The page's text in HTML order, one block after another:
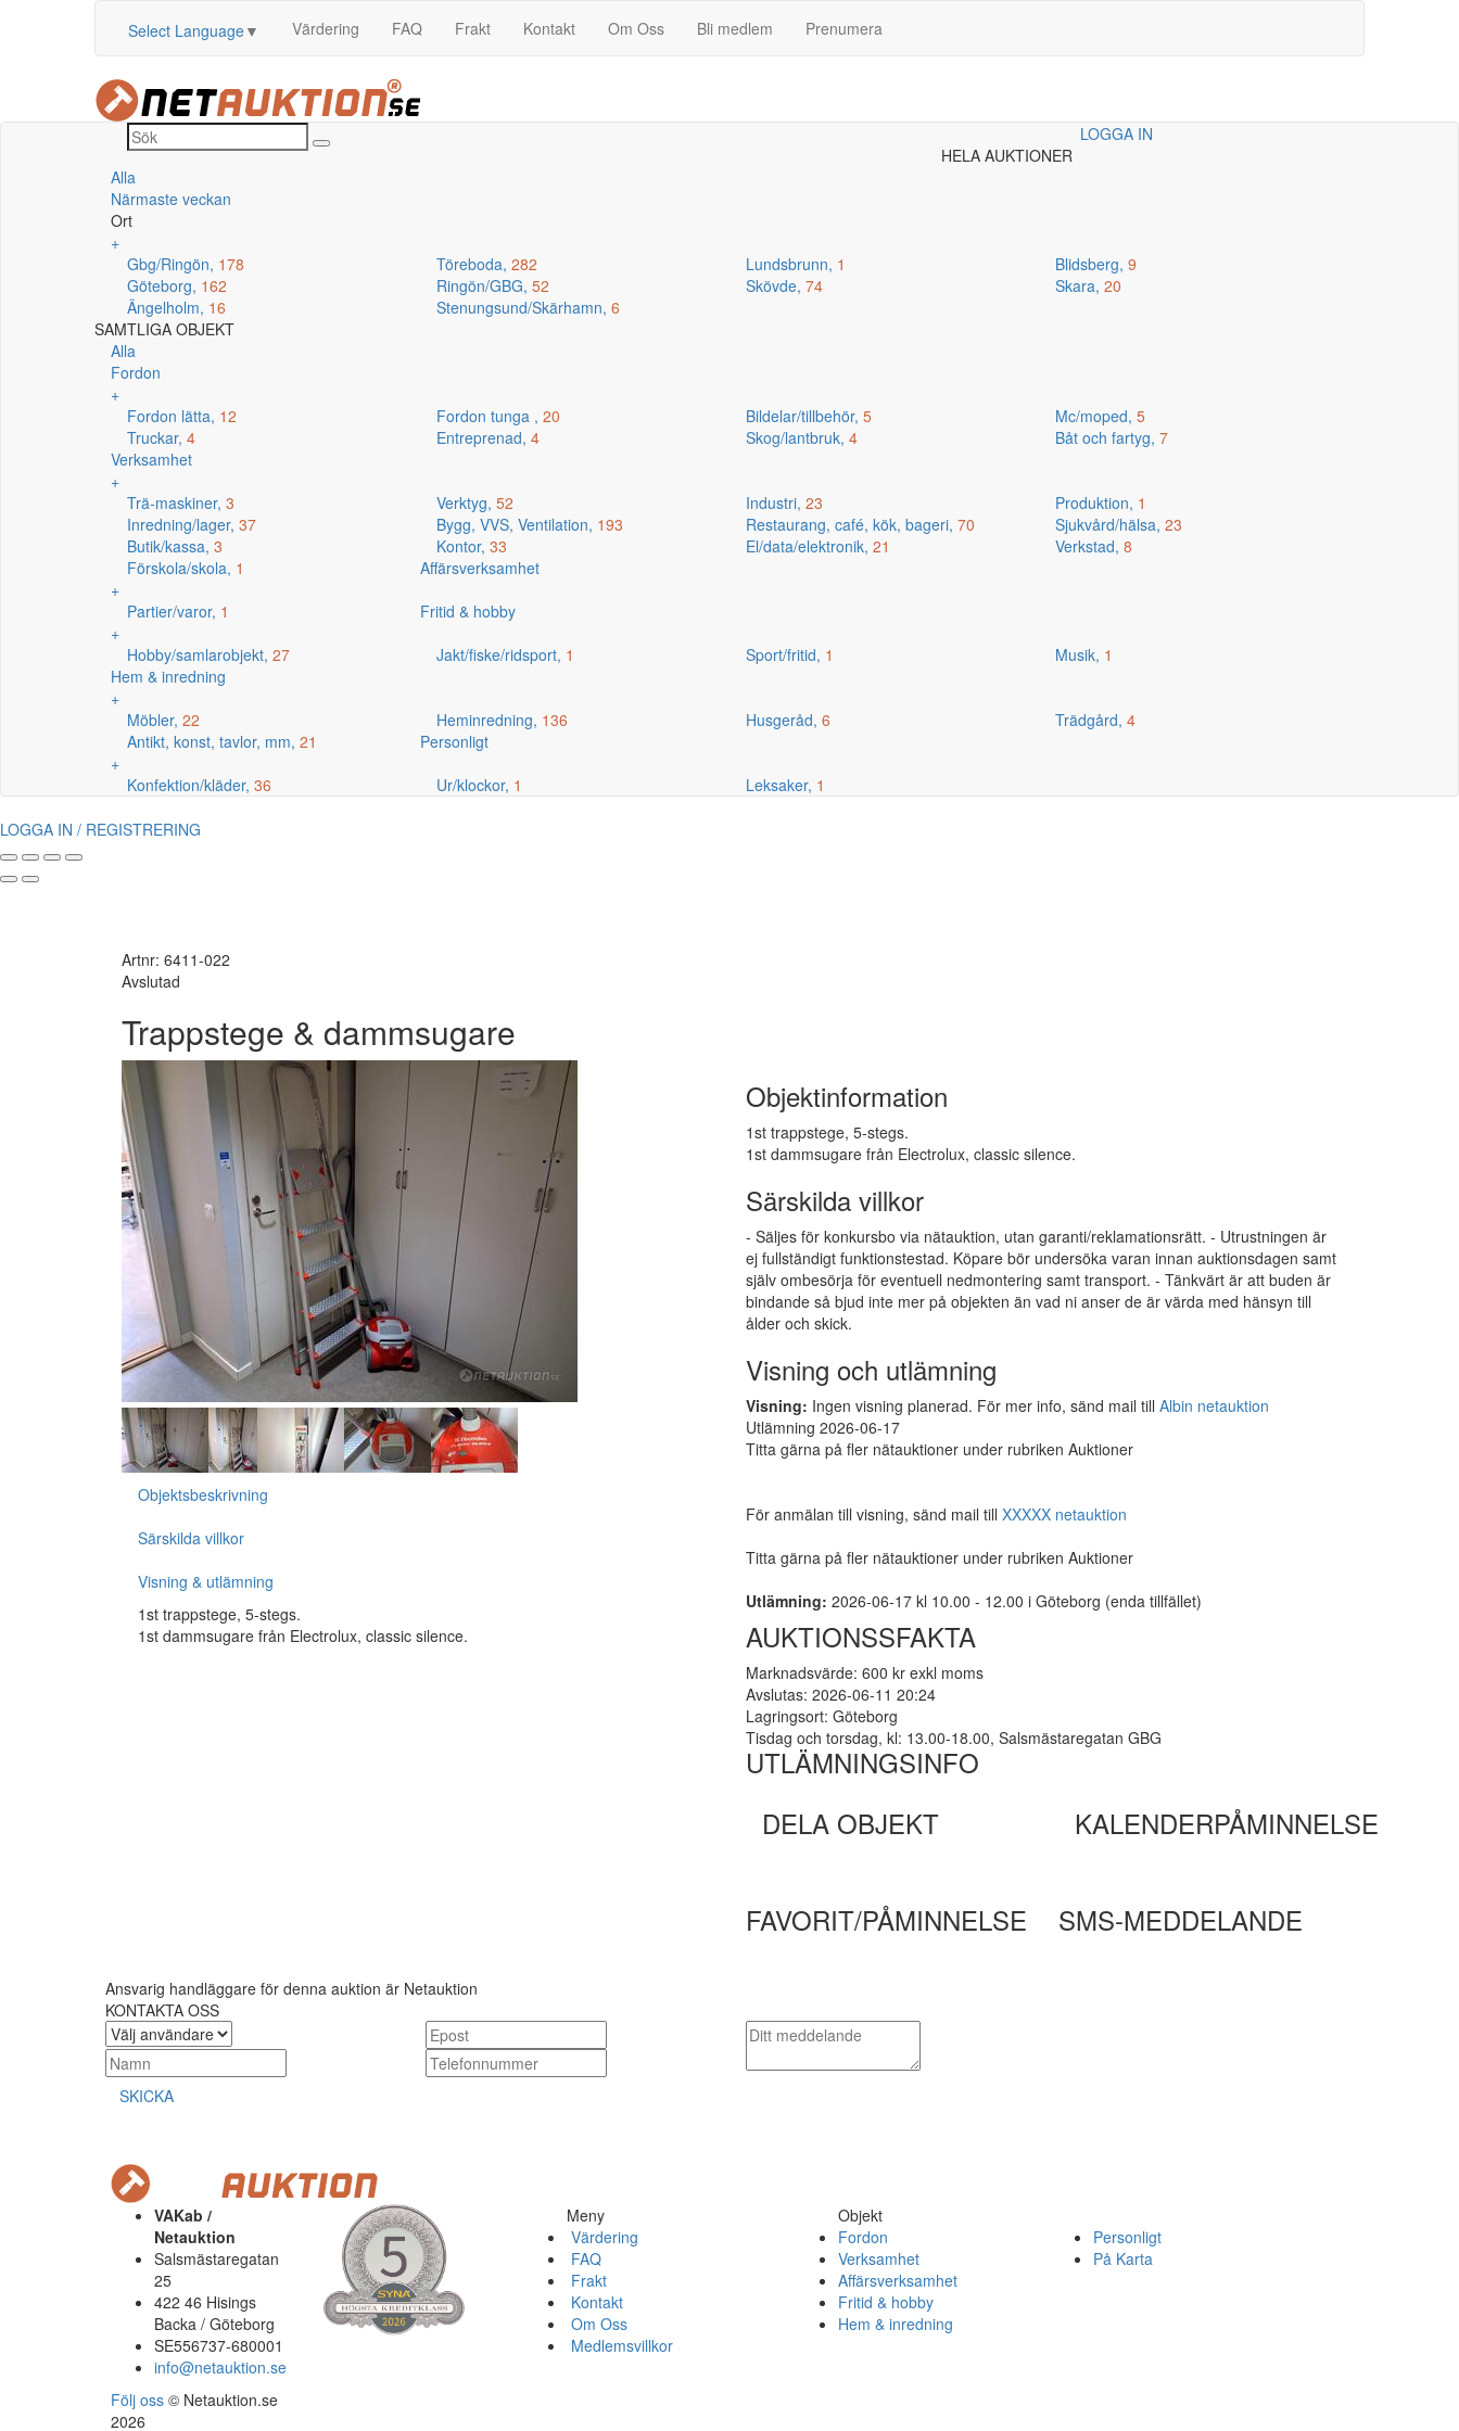
Select Language▼ Värdering FAQ Frakt Kontakt Om Oss Bli medlem Prenumera
LOGGA IN
HELA AUKTIONER
Alla
Närmaste veckan
Ort
+
Gbg/Ringön, 178 Töreboda, 282 Lundsbrunn, 1 Blidsberg, 9
Göteborg, 162 Ringön/GBG, 52 Skövde, 74 Skara, 20
Ängelholm, 16 Stenungsund/Skärhamn, 6
SAMTLIGA OBJEKT
Alla
Fordon
+
Fordon lätta, 12 Fordon tunga , 20 Bildelar/tillbehör, 5 Mc/moped, 5
Truckar, 4 Entreprenad, 4 Skog/lantbruk, 4 Båt och fartyg, 7
Verksamhet
+
Trä-maskiner, 3 Verktyg, 52 Industri, 23 Produktion, 1
Inredning/lager, 37 Bygg, VVS, Ventilation, 193 Restaurang, café, kök, bageri, 70 Sjukvård/hälsa, 23
Butik/kassa, 3 Kontor, 33 El/data/elektronik, 21 Verkstad, 8
Förskola/skola, 1
Affärsverksamhet
+
Partier/varor, 1
Fritid & hobby
+
Hobby/samlarobjekt, 27 Jakt/fiske/ridsport, 1 Sport/fritid, 1 Musik, 1
Hem & inredning
+
Möbler, 22 Heminredning, 136 Husgeråd, 6 Trädgård, 4
Antikt, konst, tavlor, mm, 21
Personligt
+
Konfektion/kläder, 36 Ur/klockor, 1 Leksaker, 1
LOGGA IN / REGISTRERING
Artnr: 6411-022
Avslutad
Trappstege & dammsugare
Objektsbeskrivning
Särskilda villkor
Visning & utlämning
1st trappstege, 5-stegs.
1st dammsugare från Electrolux, classic silence.
Objektinformation
1st trappstege, 5-stegs.
1st dammsugare från Electrolux, classic silence.
Särskilda villkor
- Säljes för konkursbo via nätauktion, utan garanti/reklamationsrätt. - Utrustningen är
ej fullständigt funktionstestad. Köpare bör undersöka varan innan auktionsdagen samt
själv ombesörja för eventuell nedmontering samt transport. - Tänkvärt är att buden är
bindande så bjud inte mer på objekten än vad ni anser de är värda med hänsyn till
ålder och skick.
Visning och utlämning
Visning: Ingen visning planerad. För mer info, sänd mail till Albin netauktion
Utlämning 2026-06-17
Titta gärna på fler nätauktioner under rubriken Auktioner
För anmälan till visning, sänd mail till XXXXX netauktion
Titta gärna på fler nätauktioner under rubriken Auktioner
Utlämning: 2026-06-17 kl 10.00 - 12.00 i Göteborg (enda tillfället)
AUKTIONSSFAKTA
Marknadsvärde: 600 kr exkl moms
Avslutas: 2026-06-11 20:24
Lagringsort: Göteborg
Tisdag och torsdag, kl: 13.00-18.00, Salsmästaregatan GBG
UTLÄMNINGSINFO
DELA OBJEKT
KALENDERPÅMINNELSE
FAVORIT/PÅMINNELSE SMS-MEDDELANDE
Ansvarig handläggare för denna auktion är Netauktion
KONTAKTA OSS
SKICKA
VAKab /
Netauktion
Salsmästaregatan
25
422 46 Hisings
Backa / Göteborg
SE556737-680001
info@netauktion.se
Följ oss © Netauktion.se
2026
Meny
Värdering
FAQ
Frakt
Kontakt
Om Oss
Medlemsvillkor
Objekt
Fordon
Verksamhet
Affärsverksamhet
Fritid & hobby
Hem & inredning
Personligt
På Karta